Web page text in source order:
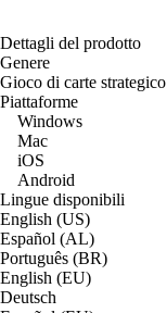
Dettagli del prodotto
Genere
Gioco di carte strategico
Piattaforme
Windows
Mac
iOS
Android
Lingue disponibili
English (US)
Español (AL)
Português (BR)
English (EU)
Deutsch